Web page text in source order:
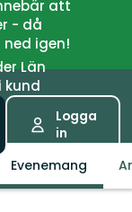
att
- då
igen!
Län
kund
Logga
in
Evenemang